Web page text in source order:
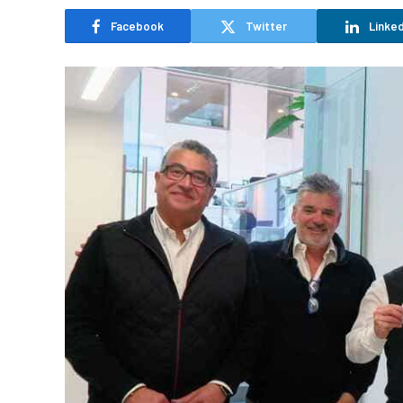
Facebook Twitter